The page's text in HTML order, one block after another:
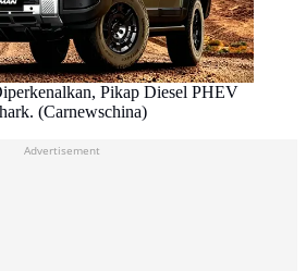
Pikap Diesel PHEV
(Carnewschina)
Advertisement